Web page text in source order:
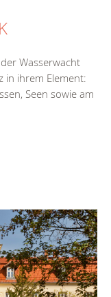
Wasserwacht
in ihrem Element:
Seen sowie am